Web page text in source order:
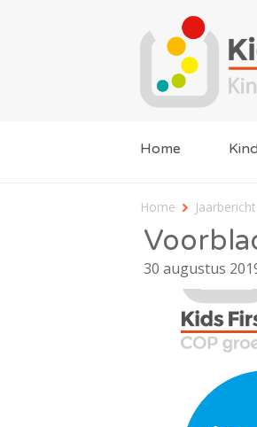
Home
Home
30 augustus